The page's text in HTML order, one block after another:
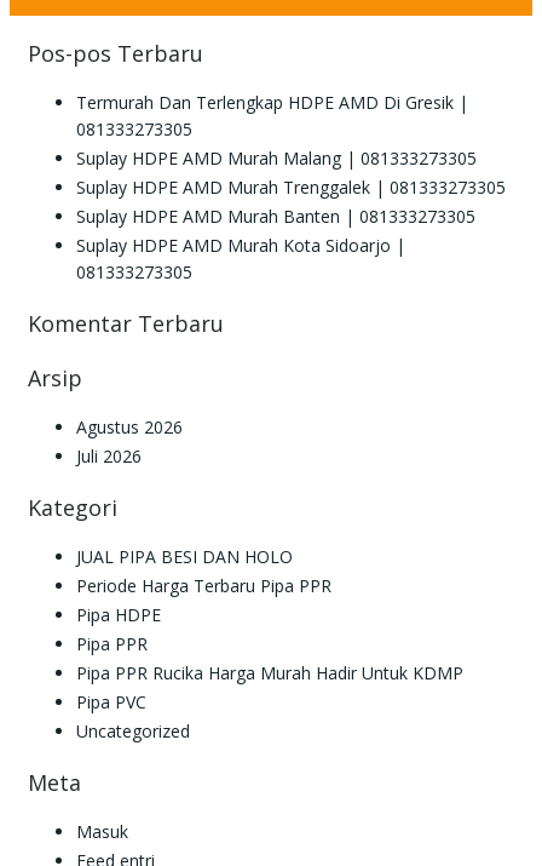
Pos-pos Terbaru
Termurah Dan Terlengkap HDPE AMD Di Gresik |
081333273305
Suplay HDPE AMD Murah Malang | 081333273305
Suplay HDPE AMD Murah Trenggalek | 081333273305
Suplay HDPE AMD Murah Banten | 081333273305
Suplay HDPE AMD Murah Kota Sidoarjo |
081333273305
Komentar Terbaru
Arsip
Agustus 2026
Juli 2026
Kategori
JUAL PIPA BESI DAN HOLO
Periode Harga Terbaru Pipa PPR
Pipa HDPE
Pipa PPR
Pipa PPR Rucika Harga Murah Hadir Untuk KDMP
Pipa PVC
Uncategorized
Meta
Masuk
Feed entri